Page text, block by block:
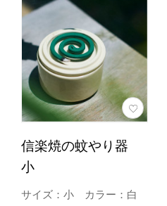
信楽焼の蚊やり器
小
サイズ：小 カラー：白